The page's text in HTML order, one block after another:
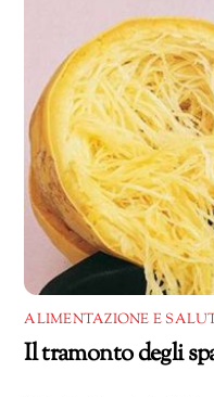
ALIMENTAZIONE E
Il tramonto degli